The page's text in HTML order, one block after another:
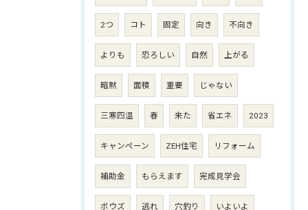
2つ コト 固定 向き 不向き
よりも 恐ろしい 自然 上がる
暗黙 面積 重要 じゃない
三寒四温 春 来た 省エネ 2023
キャンペーン ZEH住宅 リフォーム
補助金 もらえます 完成見学会
ボウズ 逃れ 穴釣り いよいよ